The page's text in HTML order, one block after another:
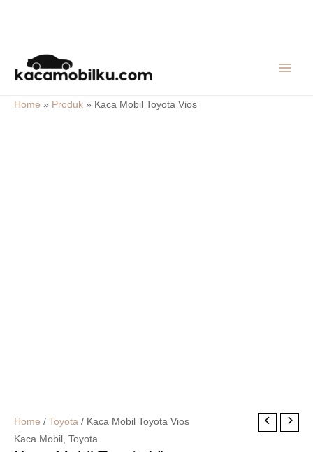
content
Home » Produk » Kaca Mobil Toyota Vios
Home / Toyota / Kaca Mobil Toyota Vios
Kaca Mobil , Toyota